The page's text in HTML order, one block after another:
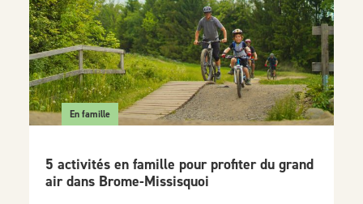
En famille
5 activités en famille pour profiter du grand
air dans Brome-Missisquoi